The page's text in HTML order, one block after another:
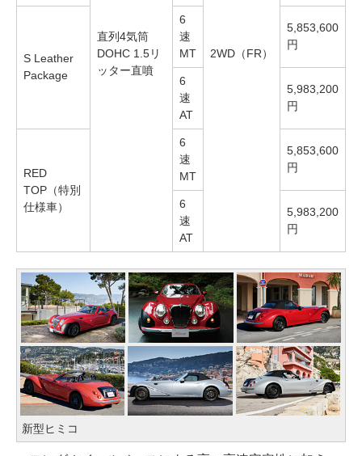
直列4気筒
DOHC 1.5リ
ッター直噴
2WD（FR）
S Leather
Package
6
速
MT
5,853,600
円
6
速
AT
5,983,200
円
RED
TOP（特別
仕様車）
6
速
MT
5,853,600
円
6
速
AT
5,983,200
円
新型ヒミコ